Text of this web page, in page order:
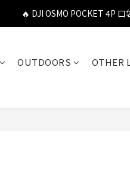
🔥 DJI OSMO POCKET 4P
🔥 DJI OSMO POCKET 4P
🔥 Insta360 GO Ultra Hello Kitty
OUTDOORS OTHER